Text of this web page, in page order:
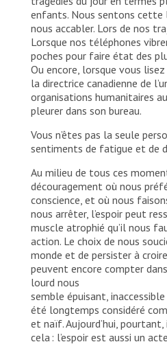
enfants. Nous sentons cette
nous accabler. Lors de nos
Lorsque nos téléphones
poches pour faire état des
Ou encore, lorsque vous
la directrice canadienne de
organisations humanitaires
pleurer dans son bureau.
Vous n’êtes pas la seule
sentiments de fatigue et de
Au milieu de tous ces
découragement où nous
conscience, et où nous
nous arrêter, l’espoir peut
muscle atrophié qu’il nous
action. Le choix de nous
monde et de persister à
peuvent encore compter
lourd nous
semble épuisant, inaccessible
été longtemps considéré
et naïf. Aujourd’hui,
cela : l’espoir est aussi un